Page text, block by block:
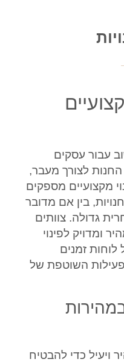
עבור עסקים
לצורך מעבר,
מקצועיים מספקים
בין אם מדובר
גדולה. צוותים
ומדויק לפינוי
לוחות זמנים
השוטפת של
ויעיל כדי להבטיח